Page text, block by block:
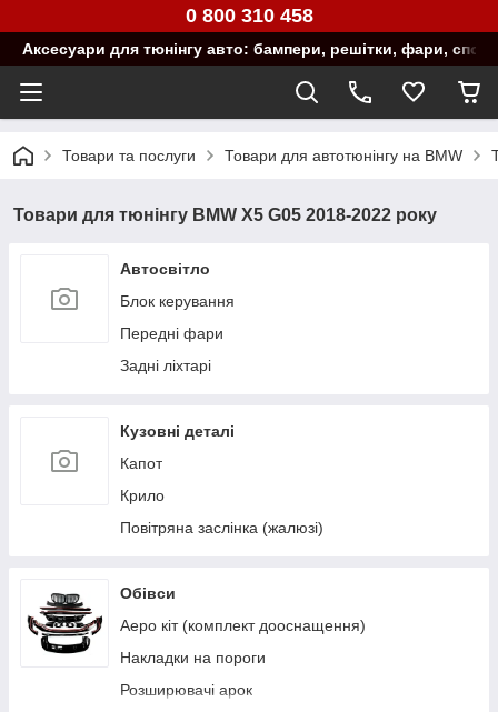
0 800 310 458
Аксесуари для тюнінгу авто: бампери, решітки, фари,
Товари та послуги Товари для автотюнінгу на BMW
Товари для тюнінгу BMW X5 G05 2018-2022 року
Автосвітло
Блок керування
Передні фари
Задні ліхтарі
Кузовні деталі
Капот
Крило
Повітряна заслінка (жалюзі)
Обівси
Аеро кіт (комплект дооснащення)
Накладки на пороги
Розширювачі арок